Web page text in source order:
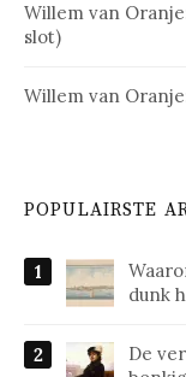
Willem van
slot)
Willem van
POPULAIRSTE
dunk
De